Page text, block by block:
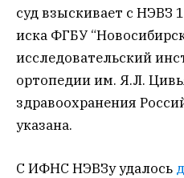
суд взыскивает с НЭВЗ
иска ФГБУ
исследовательский
ортопедии им. Я.Л.
здравоохранения
указана.
С ИФНС НЭВЗу удалось